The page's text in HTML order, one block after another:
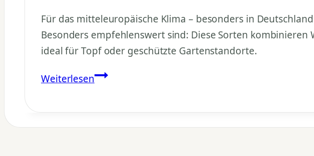
Für das mitteleuropäische Klima – besonders in
Besonders empfehlenswert sind: Diese Sorten
ideal für Topf oder geschützte Gartenstandorte.
WeiterlesenWelche
besonders